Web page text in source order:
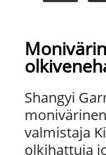
Shangyi
valmistaja
olkihattuja